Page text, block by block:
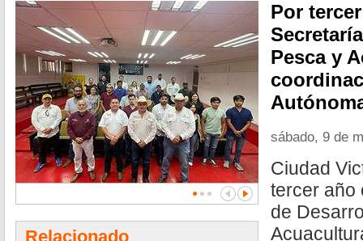
Relacionado
Por
Pesca y
sábado, 9 de
Ciudad
tercer año
de